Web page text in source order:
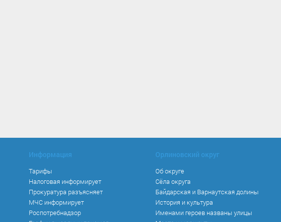
Информация
Тарифы
Налоговая информирует
Прокуратура разъясняет
МЧС информирует
Роспотребнадзор
Орлиновский округ
Об округе
Сёла округа
Байдарская и Варнаутская долины
История и культура
Именами героев названы улицы